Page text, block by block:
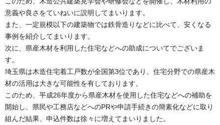
意義や良さをていねいに説明してまいります。
また、一定規模以下の建築物では鉄骨造りなどに比べて、安くなる
事例を紹介してまいります。
次に、県産木材を利用した住宅などへの助成についてでございま
す。
埼玉県は木造住宅着工戸数が全国第3位であり、住宅分野での県産木
材の活用は大きな可能性を有しております。
このため、平成26年度から県産木材を使用した住宅などへの補助を
開始し、県民や工務店などへのPRや申請手続きの簡素化などに取り
組んだ結果、申込件数は徐々に増えてまいりました。